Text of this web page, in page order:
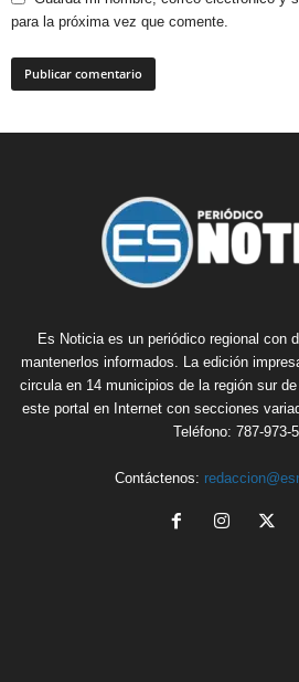
para la próxima vez que comente.
Es Noticia es un periódico regional con
mantenerlos informados. La edición
circula en 14 municipios de la región sur
este portal en Internet con secciones
Teléfono: 787-973-
Contáctenos: